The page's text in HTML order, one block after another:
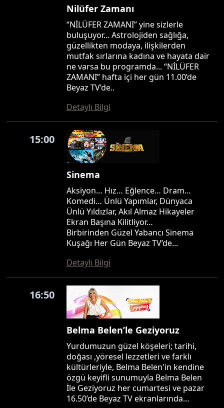
Nilüfer Zamanı
“NİLÜFER ZAMANI” yine sizlerle
buluşuyor... Astrolojiden sağlığa,
güzellikten modaya, ilişkilerden
mutfak sırlarına kadına ve hayata dair
ne varsa bu programda... “NİLÜFER
ZAMANI” hafta içi her gün 11.00’de
Beyaz TV’de..
Detaylı Bilgi
15:00
Sinema
Aksiyon… Hız… Eğlence… Dram…
Komedi… Ünlü Yapımlar, Dünyaca
Ünlü Yıldızlar, Akıl Almaz Hikayeler
Ekran Başına Kilitliyor…
Birbirinden Güzel Yabancı Sinema
Kuşağı Her Gün Beyaz TV’de...
Detaylı Bilgi
16:50
Belma Belen’le Geziyoruz
Yurdumuzun güzel köşeleri; tarihi,
doğası ,yöresel lezzetleri ve farklı
kültürleriyle, Belma Belen'in kendine
özgü keyifli sunumuyla Belma Belen
İle Geziyoruz her cumartesi ve pazar
16.50’de Beyaz TV ekranlarında…